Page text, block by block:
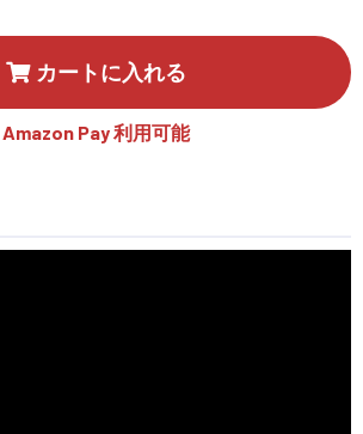
SEKIDO
カートに入れる
Amazon Pay 利用可能